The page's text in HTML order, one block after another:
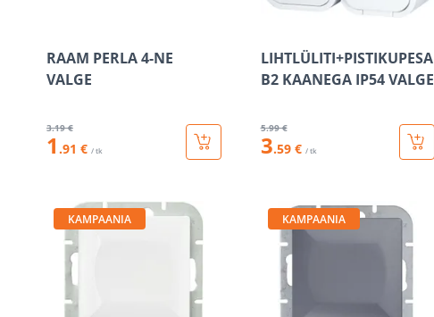
RAAM PERLA 4-NE
VALGE
3.19 €
1 .91 € / tk
LIHTLÜLITI+PISTIKUPESA
B2 KAANEGA IP54 VALGE
5.99 €
3.59 € / tk
KAMPAANIA KAMPAANIA